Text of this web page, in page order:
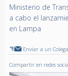
Ministerio de
a cabo el
en Lampa
Enviar a un Colega
Compartir en redes